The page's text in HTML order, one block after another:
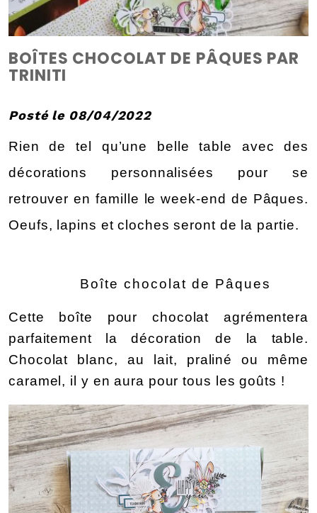
BOÎTES CHOCOLAT DE PÂQUES PAR
TRINITI
Posté le 08/04/2022
Rien de tel qu’une belle table avec des
décorations personnalisées pour se
retrouver en famille le week-end de Pâques.
Oeufs, lapins et cloches seront de la partie.
Boîte chocolat de Pâques
Cette boîte pour chocolat agrémentera
parfaitement la décoration de la table.
Chocolat blanc, au lait, praliné ou même
caramel, il y en aura pour tous les goûts !